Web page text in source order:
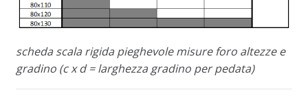
scheda scala rigida pieghevole misure foro altezze e
gradino (c x d = larghezza gradino per pedata)